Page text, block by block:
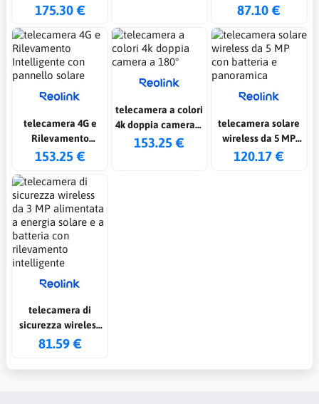
con tracciamento
175.30 €
6 4K, velocità più
stabilità
87.10 €
telecamera 4G e
Rilevamento
Intelligente con
153.25 €
telecamera a colori
4k doppia camera a
180°
153.25 €
telecamera solare
wireless da 5 MP
con batteria e
120.17 €
telecamera di
sicurezza wireless
da 3 MP alimentata
batteria con
81.59 €